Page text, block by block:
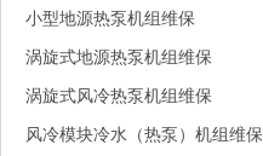
小型地源热泵机组维保
涡旋式地源热泵机组维保
涡旋式风冷热泵机组维保
风冷模块冷水（热泵）机组维保